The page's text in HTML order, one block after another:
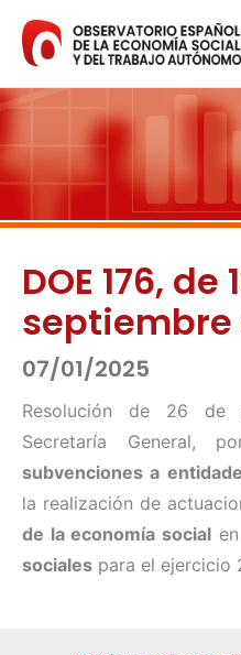
contenido
DOE 176, de
septiembre
07/01/2025
Resolución de 26
Secretaría General,
subvenciones a
la realización de
de la economía social
sociales para el ejercicio